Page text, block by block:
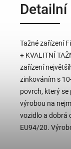
Tažné zařízení
+ KVALITNÍ
zařízení
zinkováním s
povrch, který se
výrobou na
vozidlo a dobrá
EU94/20.